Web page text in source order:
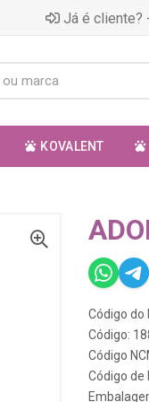
Já é cliente?
KOVALENT
Código do
Código:
Código
Código de